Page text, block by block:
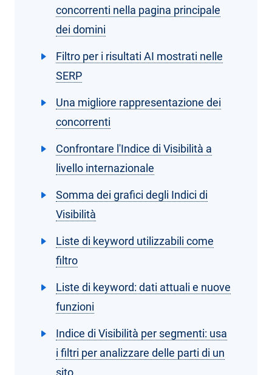
concorrenti nella pagina principale
dei domini
Filtro per i risultati AI mostrati nelle
SERP
Una migliore rappresentazione dei
concorrenti
Confrontare l'Indice di Visibilità a
livello internazionale
Somma dei grafici degli Indici di
Visibilità
Liste di keyword utilizzabili come
filtro
Liste di keyword: dati attuali e nuove
funzioni
Indice di Visibilità per segmenti: usa
i filtri per analizzare delle parti di un
sito